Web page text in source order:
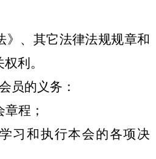
》、其它法律法规规章和
利。
员的义务：
章程；
习和执行本会的各项决